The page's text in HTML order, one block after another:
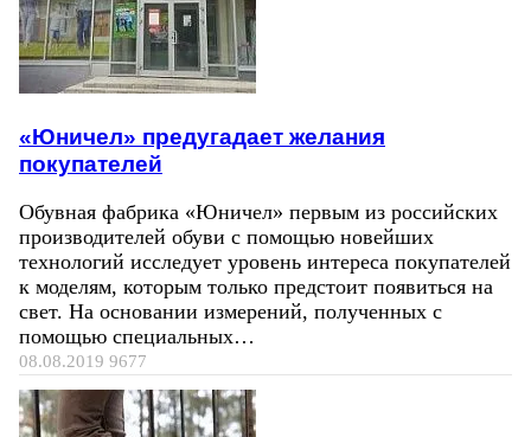
«Юничел» предугадает желания
покупателей
Обувная фабрика «Юничел» первым из российских
производителей обуви с помощью новейших
технологий исследует уровень интереса покупателей
к моделям, которым только предстоит появиться на
свет. На основании измерений, полученных с
помощью специальных…
08.08.2019 9677